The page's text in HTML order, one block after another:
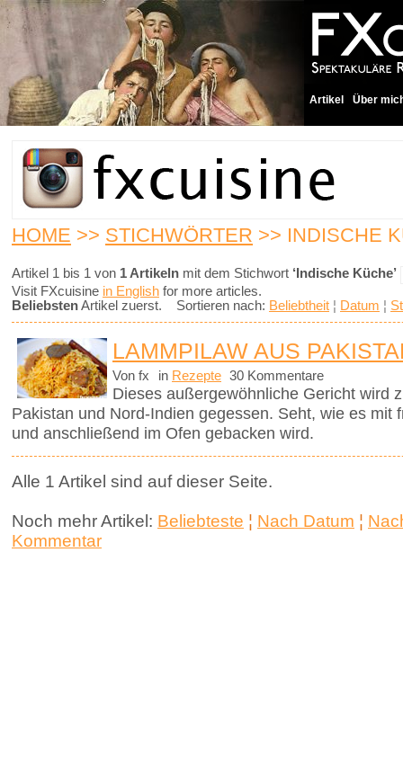
Artikel Über
HOME >> STICHWÖRTER >> INDISCHE
Artikel 1 bis 1 von 1 Artikeln mit dem Stichwort ‘Indische Küche’
Visit FXcuisine in English for more articles.
BeliebstenArtikel zuerst. Sortieren nach: Beliebtheit ¦ Datum ¦
LAMMPILAW AUS
Von fx in Rezepte 30 Kommentare
Dieses außergewöhnliche Gericht wird
Pakistan und Nord-Indien gegessen. Seht, wie es mit
und anschließend im Ofen gebacken wird.
Alle 1 Artikel sind auf dieser Seite.
Noch mehr Artikel: Beliebteste ¦ Nach Datum ¦
Kommentar